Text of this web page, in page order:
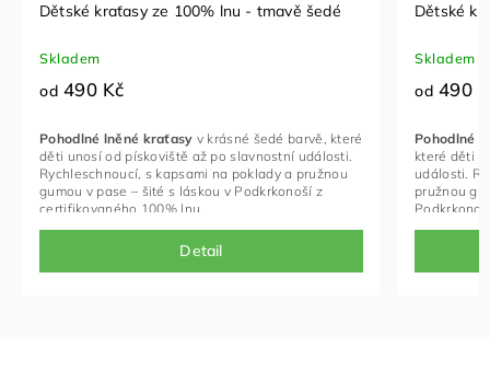
Dětské kraťasy ze 100% lnu - tmavě šedé
Skladem
od 490 Kč
Detail
Pohodlné lněné kraťasy v krásné šedé barvě, které
děti unosí od pískoviště až po slavnostní události.
Rychleschnoucí, s kapsami na poklady a pružnou
gumou v pase – šité s láskou v Podkrkonoší z
certifikovaného 100% lnu.
Dětské
Skladem
od 490
Pohodlné
které děti
události.
pružnou